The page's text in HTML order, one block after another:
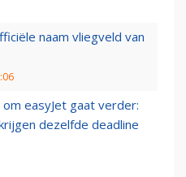
naam vliegveld van
easyJet gaat verder:
dezelfde deadline